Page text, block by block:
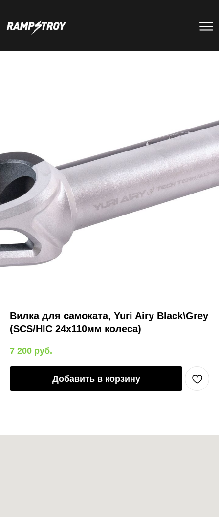
Вилка для самоката, Yuri Airy Black\Grey
(SCS/HIC 24x110мм колеса)
7 200 руб.
Добавить в корзину